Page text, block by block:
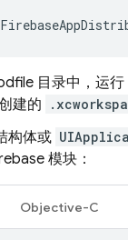
目录中，运行
建的
构体或
模块：
Objective-C